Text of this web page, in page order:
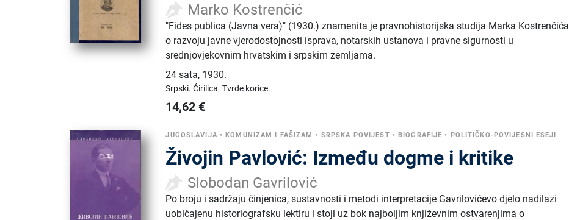
Marko Kostrenčić
"Fides publica (Javna vera)" (1930.) znamenita je pravnohistorijska studija Marka Kostrenčića
o razvoju javne vjerodostojnosti isprava, notarskih ustanova i pravne sigurnosti u
srednjovjekovnim hrvatskim i srpskim zemljama.
24 sata, 1930.
Srpski.Ćirilica.Tvrde korice.
14,62 €
JUGOSLAVIJA •KOMUNIZAM I FAŠIZAM • SRPSKA POVIJEST •BIOGRAFIJE • POLITIČKO-POVIJESNI ESEJI
Živojin Pavlović: Između dogme i kritike
Slobodan Gavrilović
Po broju i sadržaju činjenica, sustavnosti i metodi interpretacije Gavrilovićevo djelo nadilazi
uobičajenu historiografsku lektiru i stoji uz bok najboljim književnim ostvarenjima o